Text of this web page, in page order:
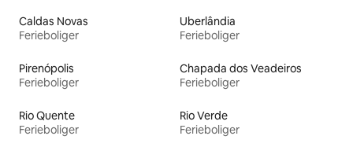
Caldas Novas
Ferieboliger
Uberlândia
Ferieboliger
Pirenópolis
Ferieboliger
Chapada dos Veadeiros
Ferieboliger
Rio Quente
Ferieboliger
Rio Verde
Ferieboliger